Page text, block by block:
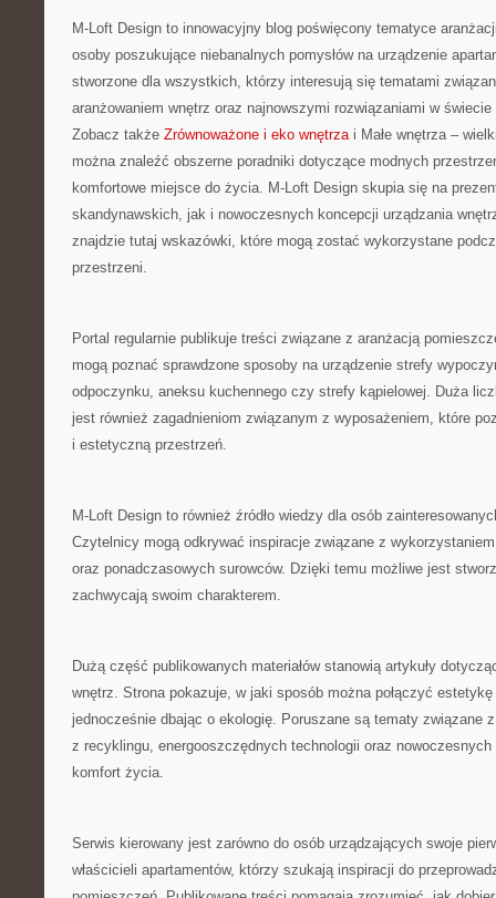
M-Loft Design to innowacyjny blog poświęcony tematyce
osoby poszukujące niebanalnych pomysłów na urządzenie
stworzone dla wszystkich, którzy interesują się tematami
aranżowaniem wnętrz oraz najnowszymi rozwiązaniami w
Zobacz także Zrównoważone i eko wnętrzai Małe wnętrza –
można znaleźć obszerne poradniki dotyczące modnych
komfortowe miejsce do życia. M-Loft Design skupia się na
skandynawskich, jak i nowoczesnych koncepcji urządzania
znajdzie tutaj wskazówki, które mogą zostać wykorzystane
przestrzeni.
Portal regularnie publikuje treści związane z aranżacją
mogą poznać sprawdzone sposoby na urządzenie strefy
odpoczynku, aneksu kuchennego czy strefy kąpielowej. Duża
jest również zagadnieniom związanym z wyposażeniem, które
i estetyczną przestrzeń.
M-Loft Design to również źródło wiedzy dla osób
Czytelnicy mogą odkrywać inspiracje związane z
oraz ponadczasowych surowców. Dzięki temu możliwe jest
zachwycają swoim charakterem.
Dużą część publikowanych materiałów stanowią artykuły
wnętrz. Strona pokazuje, w jaki sposób można połączyć
jednocześnie dbając o ekologię. Poruszane są tematy związane
z recyklingu, energooszczędnych technologii oraz
komfort życia.
Serwis kierowany jest zarówno do osób urządzających swoje
właścicieli apartamentów, którzy szukają inspiracji do